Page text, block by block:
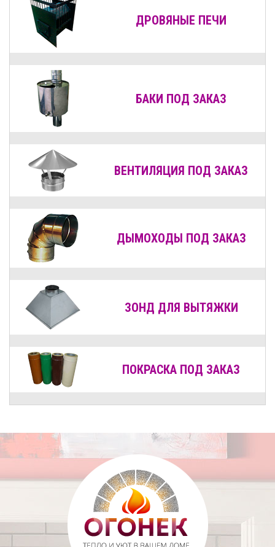
ДРОВЯНЫЕ ПЕЧИ
БАКИ ПОД ЗАКАЗ
ВЕНТИЛЯЦИЯ ПОД ЗАКАЗ
ДЫМОХОДЫ ПОД ЗАКАЗ
ЗОНД ДЛЯ ВЫТЯЖКИ
ПОКРАСКА ПОД ЗАКАЗ